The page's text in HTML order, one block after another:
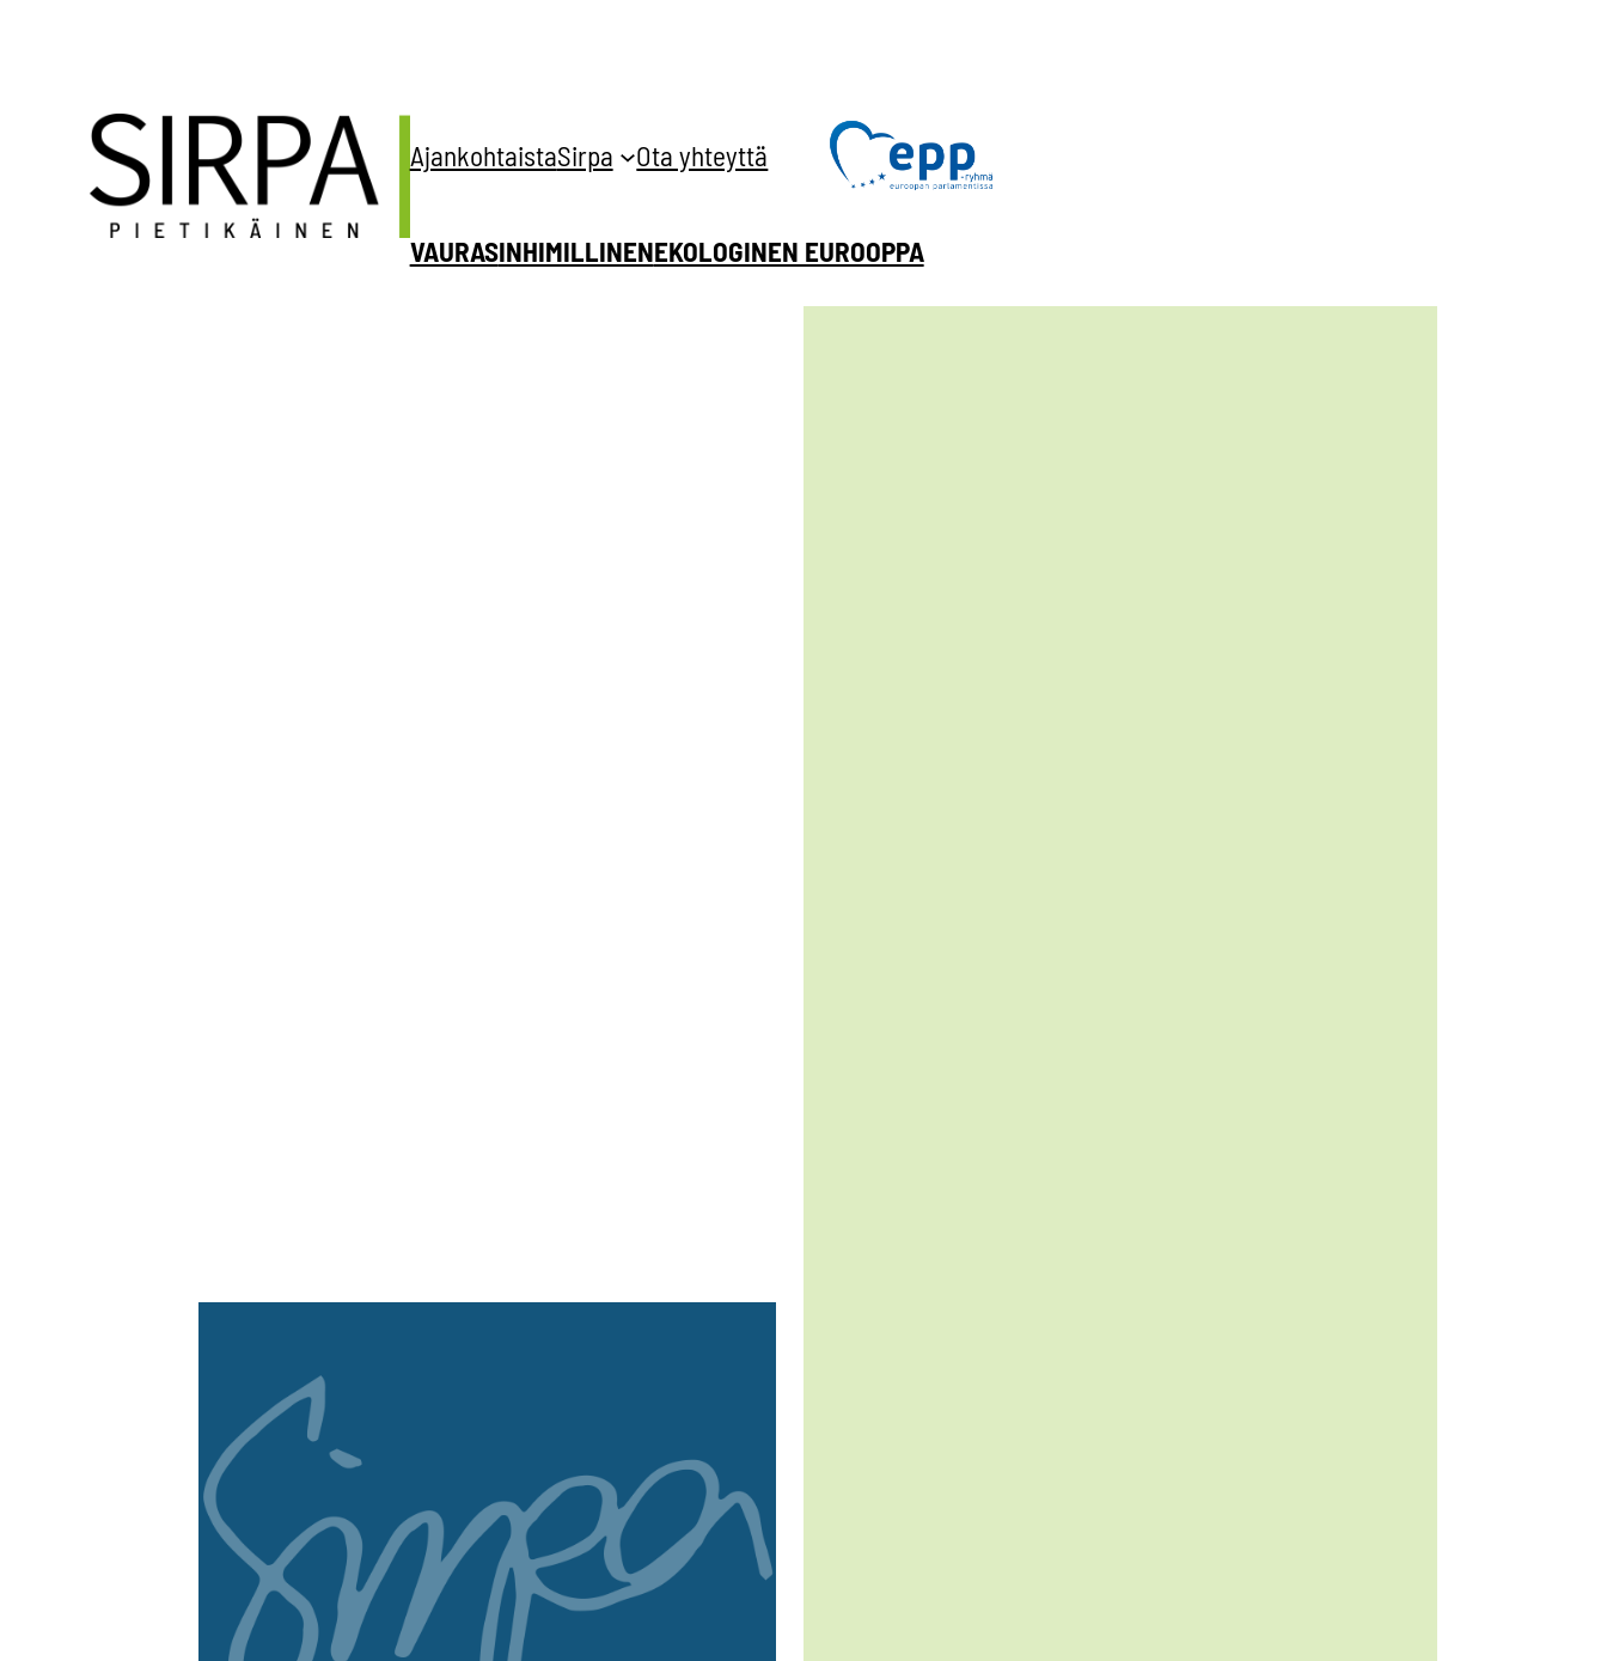
AjankohtaistaSirpa Ota yhteyttä
VAURASINHIMILLINENEKOLOGINEN EUROOPPA